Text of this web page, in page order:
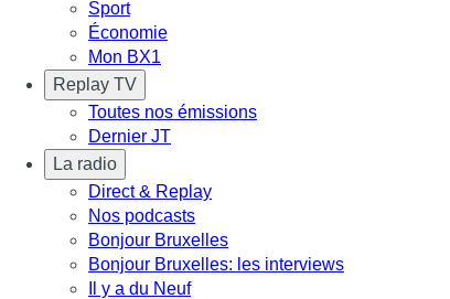
Sport
Économie
Mon BX1
Replay TV
Toutes nos émissions
Dernier JT
La radio
Direct & Replay
Nos podcasts
Bonjour Bruxelles
Bonjour Bruxelles: les interviews
Il y a du Neuf